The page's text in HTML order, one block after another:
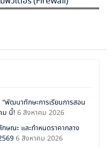
พัฒนาทักษะการเรียนการสอน
ม นี้! 6 สิงหาคม 2026
ษณะ และกำหนดราคากลาง
6 สิงหาคม 2026